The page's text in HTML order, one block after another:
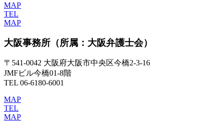
MAP
TEL
MAP
大阪事務所 （所属：大阪弁護士会）
〒541-0042 大阪府大阪市中央区今橋2-3-16
JMFビル今橋01-8階
TEL 06-6180-6001
MAP
TEL
MAP